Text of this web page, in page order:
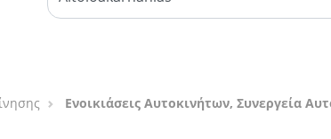
Ενοικιάσεις Αυτοκινήτων, Συνεργεία